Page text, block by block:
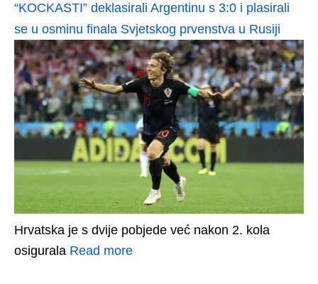
“KOCKASTI” deklasirali Argentinu s 3:0 i plasirali
se u osminu finala Svjetskog prvenstva u Rusiji
Hrvatska je s dvije pobjede već nakon 2. kola
osigurala Read more